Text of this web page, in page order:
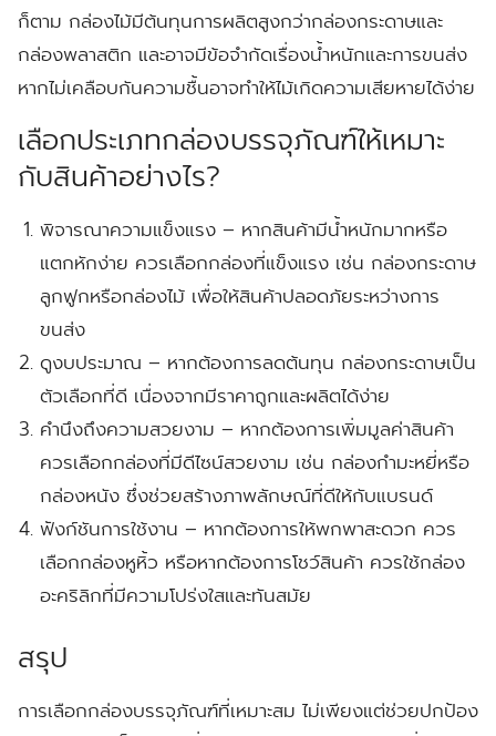
ก็ตาม กล่องไม้มีต้นทุนการผลิตสูงกว่ากล่องกระดาษและ
กล่องพลาสติก และอาจมีข้อจำกัดเรื่องน้ำหนักและการขนส่ง
หากไม่เคลือบกันความชื้นอาจทำให้ไม้เกิดความเสียหายได้ง่าย
เลือกประเภทกล่องบรรจุภัณฑ์ให้เหมาะ
กับสินค้าอย่างไร?
พิจารณาความแข็งแรง – หากสินค้ามีน้ำหนักมากหรือ
แตกหักง่าย ควรเลือกกล่องที่แข็งแรง เช่น กล่องกระดาษ
ลูกฟูกหรือกล่องไม้ เพื่อให้สินค้าปลอดภัยระหว่างการ
ขนส่ง
ดูงบประมาณ– หากต้องการลดต้นทุน กล่องกระดาษเป็น
ตัวเลือกที่ดี เนื่องจากมีราคาถูกและผลิตได้ง่าย
คำนึงถึงความสวยงาม – หากต้องการเพิ่มมูลค่าสินค้า
ควรเลือกกล่องที่มีดีไซน์สวยงาม เช่น กล่องกำมะหยี่หรือ
กล่องหนัง ซึ่งช่วยสร้างภาพลักษณ์ที่ดีให้กับแบรนด์
ฟังก์ชันการใช้งาน – หากต้องการให้พกพาสะดวก ควร
เลือกกล่องหูหิ้ว หรือหากต้องการโชว์สินค้า ควรใช้กล่อง
อะคริลิกที่มีความโปร่งใสและทันสมัย
สรุป
การเลือกกล่องบรรจุภัณฑ์ที่เหมาะสม ไม่เพียงแต่ช่วยปกป้อง